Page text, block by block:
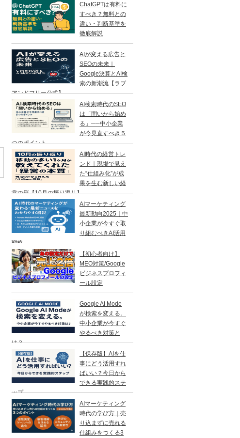
ChatGPTは有料に
すべき？無料との
違い・判断基準を
徹底解説
AIが変える広告と
SEOの未来｜
Google決算とAI検
索の新潮流【ラブ
アンドフリー公式】
AI検索時代のSEO
は「問いから始め
る」──中小企業
が今見直すべき５
つのポイント
AI時代の経営トレ
ンド｜現場で見え
た“仕組み化”が成
果を生む新しい経
営の形【10月の振り返り】
AIマーケティング
最新動向2025｜中
小企業が今すぐ取
り組むべきAI活用
戦略
【初心者向け】
MEO対策/Google
ビジネスプロフィ
ール設定
Google AI Mode
が検索を変える。
中小企業が今すぐ
やるべき対策と
は？
【保存版】AIを仕
事にどう活用すれ
ばいい？今日から
できる実践的ステ
ップ
AIマーケティング
時代の学び方｜売
り込まずに売れる
仕組みをつくる3